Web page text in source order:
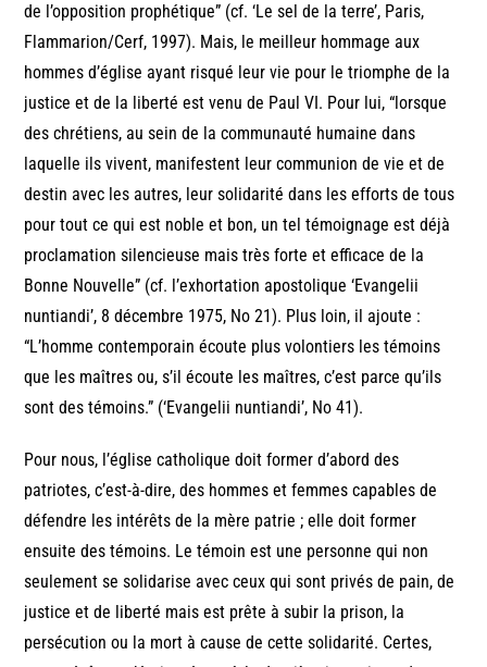
de l’opposition prophétique” (cf. ‘Le sel de la terre’, Paris,
Flammarion/Cerf, 1997). Mais, le meilleur hommage aux
hommes d’église ayant risqué leur vie pour le triomphe de la
justice et de la liberté est venu de Paul VI. Pour lui, “lorsque
des chrétiens, au sein de la communauté humaine dans
laquelle ils vivent, manifestent leur communion de vie et de
destin avec les autres, leur solidarité dans les efforts de tous
pour tout ce qui est noble et bon, un tel témoignage est déjà
proclamation silencieuse mais très forte et efficace de la
Bonne Nouvelle” (cf. l’exhortation apostolique ‘Evangelii
nuntiandi’, 8 décembre 1975, No 21). Plus loin, il ajoute :
“L’homme contemporain écoute plus volontiers les témoins
que les maîtres ou, s’il écoute les maîtres, c’est parce qu’ils
sont des témoins.” (‘Evangelii nuntiandi’, No 41).
Pour nous, l’église catholique doit former d’abord des
patriotes, c’est-à-dire, des hommes et femmes capables de
défendre les intérêts de la mère patrie ; elle doit former
ensuite des témoins. Le témoin est une personne qui non
seulement se solidarise avec ceux qui sont privés de pain, de
justice et de liberté mais est prête à subir la prison, la
persécution ou la mort à cause de cette solidarité. Certes,